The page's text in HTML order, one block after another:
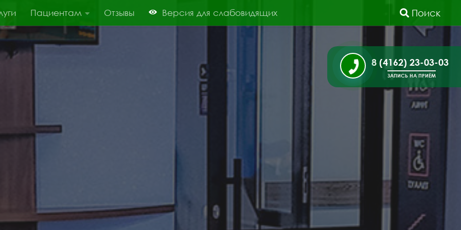
Пациентам Отзывы Версия для слабовидящих Поиск
8 (4162) 23-03-03
ЗАПИСЬ НА ПРИЁМ